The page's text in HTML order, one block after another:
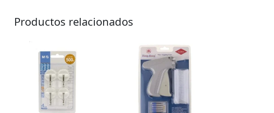
Productos relacionados